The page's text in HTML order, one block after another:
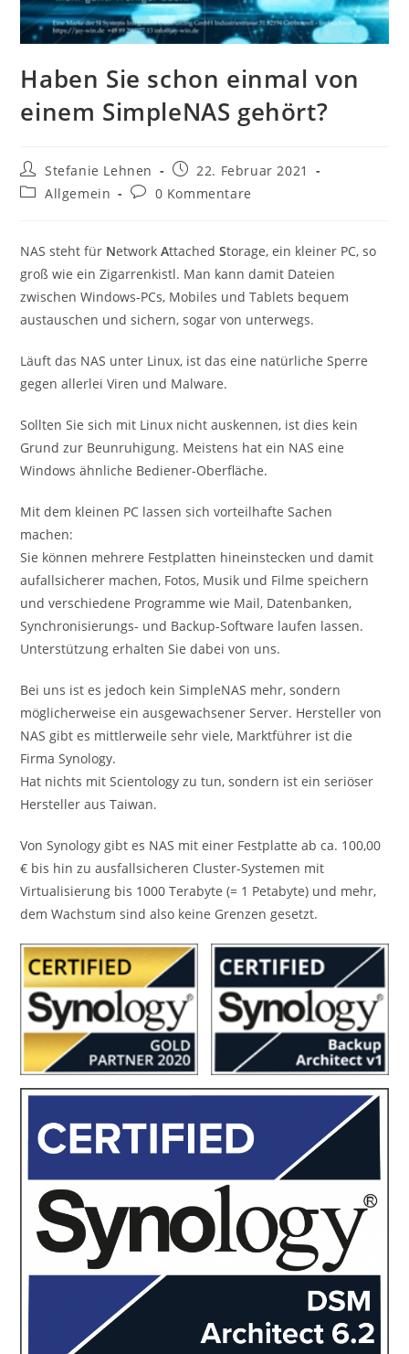
Haben Sie schon einmal von
einem SimpleNAS gehört?
Beitrags-
Autor:
Stefanie Lehnen
Beitrag
veröffentlicht:
22. Februar 2021
Beitrags-
Allgemein
Beitrags-
0 Kommentare
NAS steht für NetworkAttachedStorage, ein kleiner PC, so
groß wie ein Zigarrenkistl. Man kann damit Dateien
zwischen Windows-PCs, Mobiles und Tablets bequem
austauschen und sichern, sogar von unterwegs.
Läuft das NAS unter Linux, ist das eine natürliche Sperre
gegen allerlei Viren und Malware.
Sollten Sie sich mit Linux nicht auskennen, ist dies kein
Grund zur Beunruhigung. Meistens hat ein NAS eine
Windows ähnliche Bediener-Oberfläche.
Mit dem kleinen PC lassen sich vorteilhafte Sachen
machen:
Sie können mehrere Festplatten hineinstecken und damit
aufallsicherer machen, Fotos, Musik und Filme speichern
und verschiedene Programme wie Mail, Datenbanken,
Synchronisierungs- und Backup-Software laufen lassen.
Unterstützung erhalten Sie dabei von uns.
Bei uns ist es jedoch kein SimpleNAS mehr, sondern
möglicherweise ein ausgewachsener Server. Hersteller von
NAS gibt es mittlerweile sehr viele, Marktführer ist die
Firma Synology.
Hat nichts mit Scientology zu tun, sondern ist ein seriöser
Hersteller aus Taiwan.
Von Synology gibt es NAS mit einer Festplatte ab ca. 100,00
€ bis hin zu ausfallsicheren Cluster-Systemen mit
Virtualisierung bis 1000 Terabyte (= 1 Petabyte) und mehr,
dem Wachstum sind also keine Grenzen gesetzt.